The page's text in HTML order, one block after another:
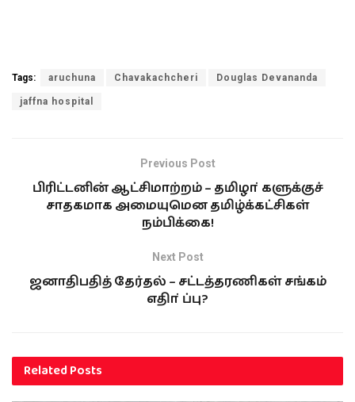
Tags: aruchuna Chavakachcheri Douglas Devananda
jaffna hospital
Previous Post
பிரிட்டனின் ஆட்சிமாற்றம் – தமிழா்களுக்குச்
சாதகமாக அமையுமென தமிழ்க்கட்சிகள்
நம்பிக்கை!
Next Post
ஜனாதிபதித் தேர்தல் – சட்டத்தரணிகள் சங்கம்
எதிா்ப்பு?
RelatedPosts